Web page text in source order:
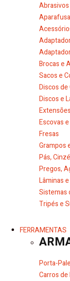
Abrasivos
Brocas e
Sacos e
Discos de
Discos e
Escovas
Fresas
Grampos
Pás,
Pregos,
Lâminas
Sistemas
Tripés e
FERRAMENTAS
Porta-
Carros